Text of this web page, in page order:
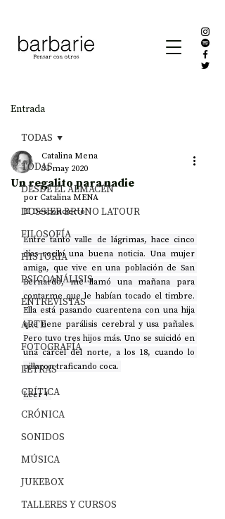
Entrada
TODAS
DESDE EL ALMACÉN
DOSSIER BRUNO LATOUR
FILOSOFÍA
HISTORIA
PSICOANÁLISIS
ENTREVISTAS
ARTE
FOTOGRAFÍA
LETRAS
CRÍTICA
CRÓNICA
SONIDOS
MÚSICA
JUKEBOX
TALLERES Y CURSOS
TODAS
Un regalito para nadie
Catalina Mena
31 may 2020
por Catalina MENA
El Desconcierto
Entre tanto valle de lágrimas, hace cinco
días recibí una buena noticia. Una mujer
amiga, que vive en una población de San
Bernardo, me llamó una mañana para
contarme que le habían tocado el timbre.
Ella está pasando cuarentena con una hija
que tiene parálisis cerebral y usa pañales.
Pero tuvo tres hijos más. Uno se suicidó en
una cárcel del norte, a los 18, cuando lo
pillaron traficando coca.
Leer +